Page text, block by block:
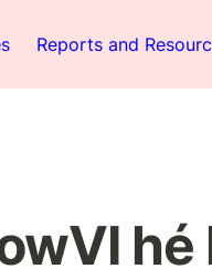
Reports and
hé